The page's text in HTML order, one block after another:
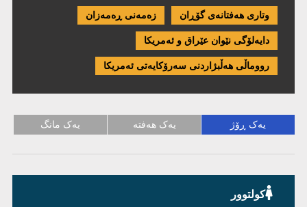
وتاری هەفتانەی گۆڕان زەمەنی ڕەمەزان
دایەلۆگی نێوان عێراق و ئەمریكا
رووماڵی هەڵبژاردنی سەرۆکایەتی ئەمریکا
یەک ڕۆژ یەک هەفتە یەک مانگ
کولتوور